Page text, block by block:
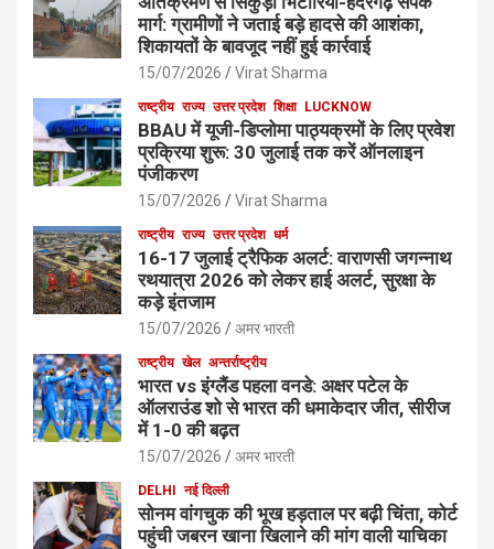
मार्ग: ग्रामीणों ने जताई बड़े हादसे की आशंका,
शिकायतों के बावजूद नहीं हुई कार्रवाई
15/07/2026 Virat Sharma
राष्ट्रीय राज्य उत्तर प्रदेश शिक्षा LUCKNOW
BBAU में यूजी-डिप्लोमा पाठ्यक्रमों के लिए प्रवेश
प्रक्रिया शुरू: 30 जुलाई तक करें ऑनलाइन
पंजीकरण
15/07/2026 Virat Sharma
राष्ट्रीय राज्य उत्तर प्रदेश धर्म
16-17 जुलाई ट्रैफिक अलर्ट: वाराणसी जगन्नाथ
रथयात्रा 2026 को लेकर हाई अलर्ट, सुरक्षा के
कड़े इंतजाम
15/07/2026 अमर भारती
राष्ट्रीय खेल अन्तर्राष्ट्रीय
भारत vs इंग्लैंड पहला वनडे: अक्षर पटेल के
ऑलराउंड शो से भारत की धमाकेदार जीत, सीरीज
में 1-0 की बढ़त
15/07/2026 अमर भारती
DELHI नई दिल्ली
सोनम वांगचुक की भूख हड़ताल पर बढ़ी चिंता, कोर्ट
पहुंची जबरन खाना खिलाने की मांग वाली याचिका